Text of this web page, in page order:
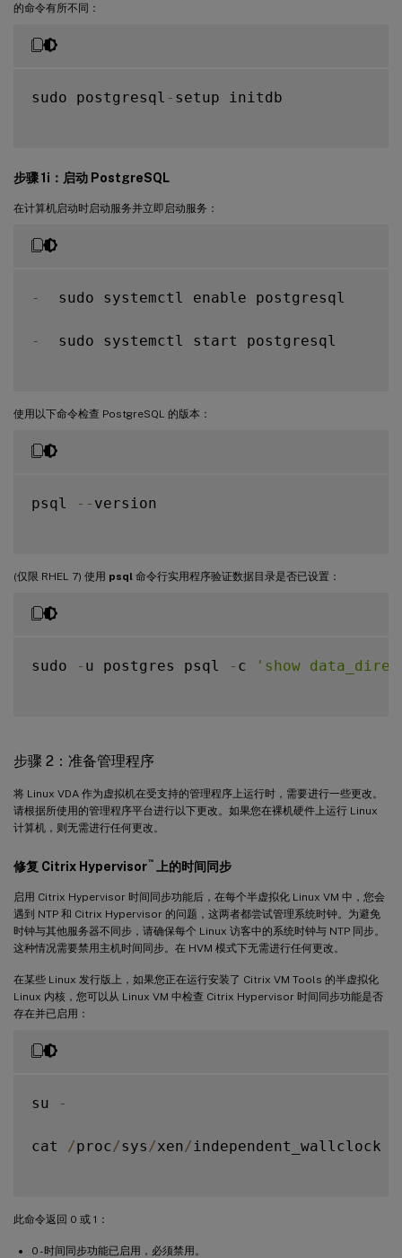
的命令有所不同：
sudo postgresql - setup initdb
步骤 1i：启动 PostgreSQL
在计算机启动时启动服务并立即启动服务：
-
  sudo systemctl enable postgresql
-
  sudo systemctl start postgresql
使用以下命令检查 PostgreSQL 的版本：
psql -- version
(仅限 RHEL 7) 使用 psql 命令行实用程序验证数据目录是否已设置：
sudo - u postgres psql - c 'show
步骤 2：准备管理程序
将 Linux VDA 作为虚拟机在受支持的管理程序上运行时，需要进行一些更改。
请根据所使用的管理程序平台进行以下更改。如果您在裸机硬件上运行 Linux
计算机，则无需进行任何更改。
修复 Citrix Hypervisor™ 上的时间同步
启用 Citrix Hypervisor 时间同步功能后，在每个半虚拟化 Linux VM 中，您会
遇到 NTP 和 Citrix Hypervisor 的问题，这两者都尝试管理系统时钟。为避免
时钟与其他服务器不同步，请确保每个 Linux 访客中的系统时钟与 NTP 同步。
这种情况需要禁用主机时间同步。在 HVM 模式下无需进行任何更改。
在某些 Linux 发行版上，如果您正在运行安装了 Citrix VM Tools 的半虚拟化
Linux 内核，您可以从 Linux VM 中检查 Citrix Hypervisor 时间同步功能是否
存在并已启用：
su -
cat /proc/sys /xen/ independent_wallclock
此命令返回 0 或 1：
0 - 时间同步功能已启用，必须禁用。